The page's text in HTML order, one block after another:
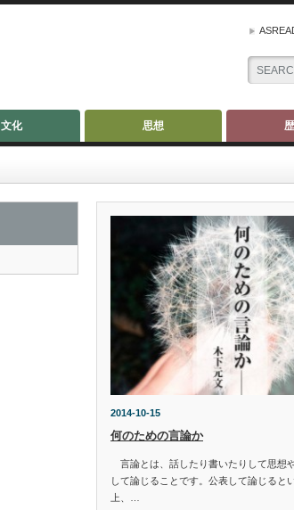
文化 思想
2014-10-15
何のための言論か
言論とは、話したり書いたりして思想
して論じることです。公表して論じると
上、…